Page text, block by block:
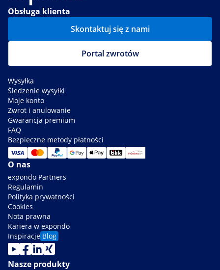
Obsługa klienta
Skontaktuj się z nami
Portal zwrotów
Wysyłka
Śledzenie wysyłki
Moje konto
Zwrot i anulowanie
Gwarancja premium
FAQ
Bezpieczne metody płatności
O nas
expondo Partners
Regulamin
Polityka prywatności
Cookies
Nota prawna
Kariera w expondo
Inspiracje Blog
Nasze produkty